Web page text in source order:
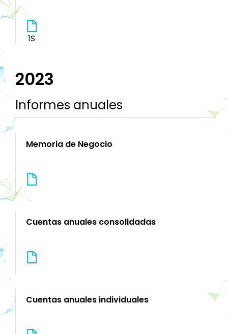
1S
2023
Informes anuales
Memoria de Negocio
Cuentas anuales consolidadas
Cuentas anuales individuales